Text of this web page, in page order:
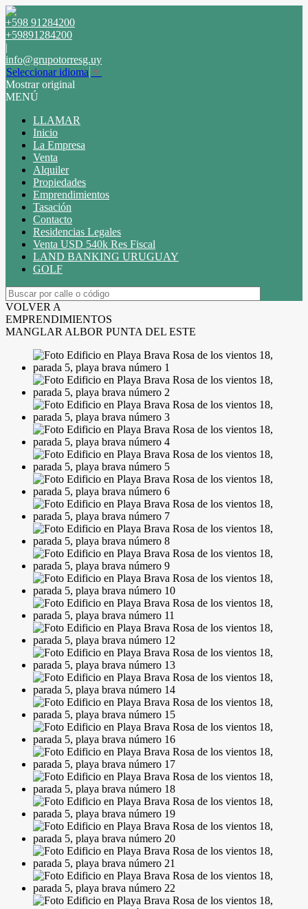
+598 91284200
+59891284200
|
info@grupotorresg.uy
Seleccionar idioma ▼
Mostrar original
MENÚ
LLAMAR
Inicio
La Empresa
Venta
Alquiler
Propiedades
Emprendimientos
Tasación
Contacto
Residencias Legales
Venta USD 540k Res Fiscal
LAND BANKING URUGUAY
GOLF
VOLVER A
EMPRENDIMIENTOS
MANGLAR ALBOR PUNTA DEL ESTE